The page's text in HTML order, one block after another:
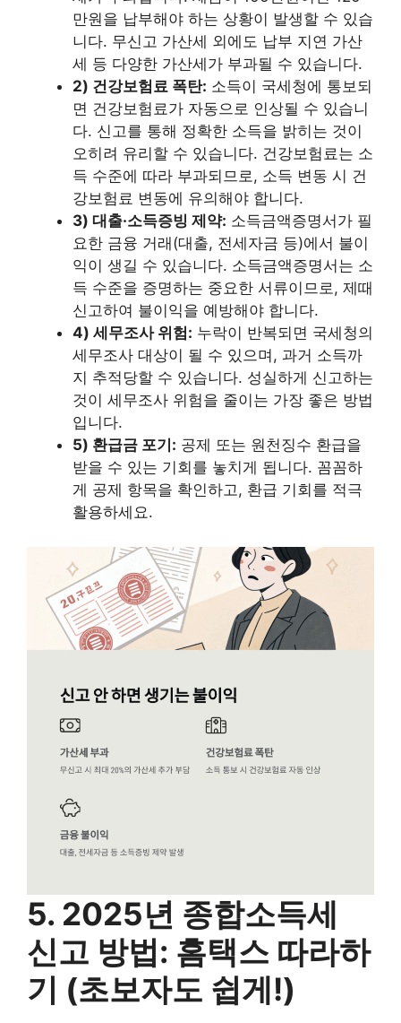
만원을 납부해야 하는 상황이 발생할 수 있습
니다. 무신고 가산세 외에도 납부 지연 가산
세 등 다양한 가산세가 부과될 수 있습니다.
2) 건강보험료 폭탄: 소득이 국세청에 통보되
면 건강보험료가 자동으로 인상될 수 있습니
다. 신고를 통해 정확한 소득을 밝히는 것이
오히려 유리할 수 있습니다. 건강보험료는 소
득 수준에 따라 부과되므로, 소득 변동 시 건
강보험료 변동에 유의해야 합니다.
3) 대출·소득증빙 제약: 소득금액증명서가 필
요한 금융 거래(대출, 전세자금 등)에서 불이
익이 생길 수 있습니다. 소득금액증명서는 소
득 수준을 증명하는 중요한 서류이므로, 제때
신고하여 불이익을 예방해야 합니다.
4) 세무조사 위험: 누락이 반복되면 국세청의
세무조사 대상이 될 수 있으며, 과거 소득까
지 추적당할 수 있습니다. 성실하게 신고하는
것이 세무조사 위험을 줄이는 가장 좋은 방법
입니다.
5) 환급금 포기: 공제 또는 원천징수 환급을
받을 수 있는 기회를 놓치게 됩니다. 꼼꼼하
게 공제 항목을 확인하고, 환급 기회를 적극
활용하세요.
5. 2025년 종합소득세
신고 방법: 홈택스 따라하
기 (초보자도 쉽게!)